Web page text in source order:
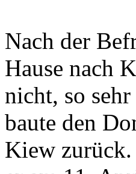
Nach der
Hause nach
nicht, so
baute den
Kiew zurück.